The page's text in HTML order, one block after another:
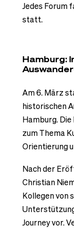
Jedes Forum
statt.
Hamburg:
Am 6. März
historischen
Hamburg.
zum Thema
Orientierung
Nach der
Christian
Kollegen von
Journey vor.